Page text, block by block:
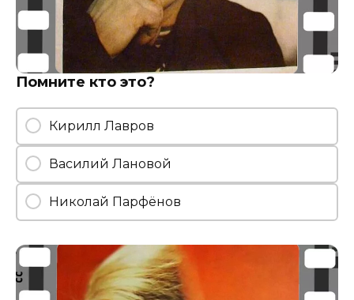
Помните кто это?
Кирилл Лавров
Василий Лановой
Николай Парфёнов